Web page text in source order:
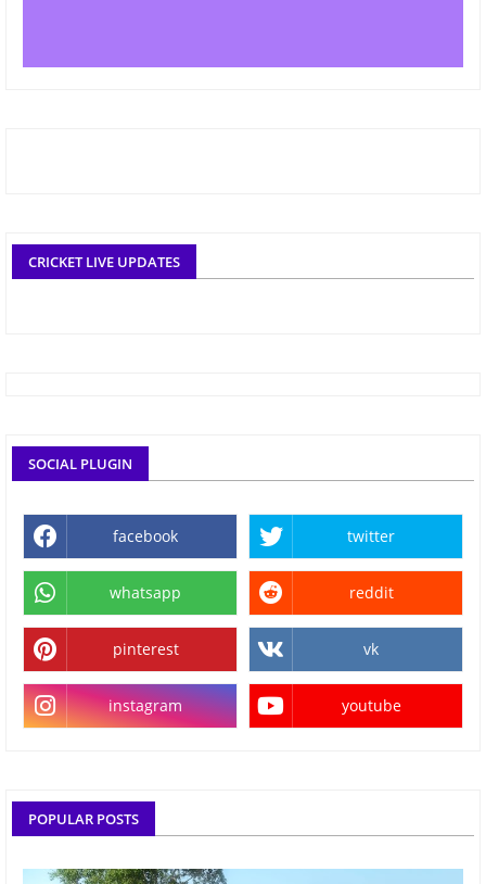
CRICKET LIVE UPDATES
SOCIAL PLUGIN
facebook twitter
whatsapp reddit
pinterest vk
instagram youtube
POPULAR POSTS